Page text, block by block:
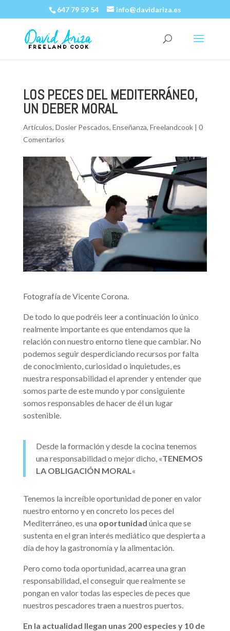
647 79 59 54 info@davidariza.es
LOS PECES DEL MEDITERRÁNEO,
UN DEBER MORAL
Artículos, Dosier Pescados, Enseñanza, Freelandcook| 0
Comentarios
Fotografía de Vicente Corona.
De todo lo que podréis leer a continuación lo único
realmente importante es que entendamos que la
relación con nuestro entorno tiene que cambiar. No
podemos seguir desperdiciando recursos por falta
de conocimiento, curiosidad o inquietudes, es
nuestra responsabilidad el aprender y entender que
somos parte de este mundo y por consiguiente
somos responsables de hacer de él un lugar
sostenible.
Desde la formación y desde la cocina tenemos
una responsabilidad o mejor dicho, «TENEMOS
LA OBLIGACIÓN MORAL«
Tenemos la increíble oportunidad de poner en valor
nuestro entorno y en concreto los peces del
Mediterráneo, es una oportunidad única que se
sustenta en el gran interés mediático que despierta a
día de hoy la gastronomía y la alimentación.
Pero como toda oportunidad, acarrea una gran
responsabilidad, el conseguir que realmente se
pongan en valor todas las especies de peces que
nuestros pescadores traen a nuestros puertos.
En la actualidad llegan unas 200 especies y 10 de